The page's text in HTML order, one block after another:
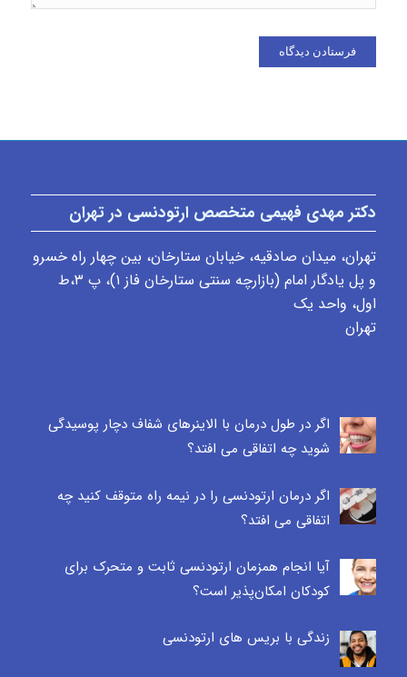
دکتر مهدی فهیمی متخصص ارتودنسی در تهران
تهران، میدان صادقیه، خیابان ستارخان، بین چهار راه خسرو
و پل یادگار امام (بازارچه سنتی ستارخان فاز ۱)، پ ٣،ط
اول، واحد یک
تهران
اگر در طول درمان با الاینرهای شفاف دچار پوسیدگی
شوید چه اتفاقی می افتد؟
اگر درمان ارتودنسی را در نیمه راه متوقف کنید چه
اتفاقی می افتد؟
آیا انجام همزمان ارتودنسی ثابت و متحرک برای
کودکان امکان‌پذیر است؟
زندگی با بریس های ارتودنسی